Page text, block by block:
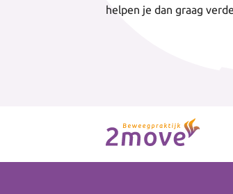
helpen je dan graag